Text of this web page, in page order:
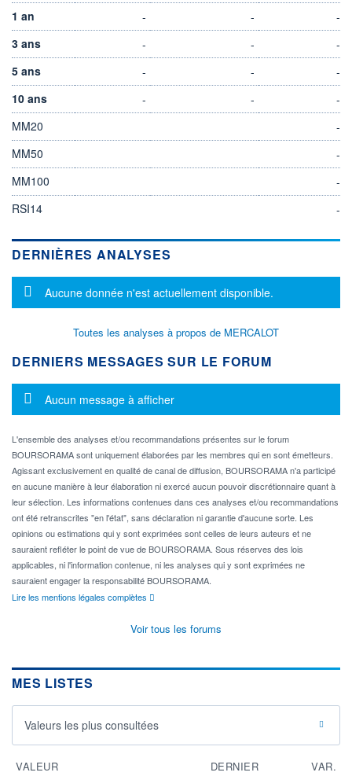
1 an
- -
-
3 ans
- -
-
5 ans
- -
-
10 ans
- -
-
MM20
-
MM50
-
MM100
-
RSI14
-
DERNIÈRES ANALYSES
Message d'information
Aucune donnée n'est actuellement disponible.
Toutes les analyses à propos de MERCALOT
DERNIERS MESSAGES SUR LE FORUM
Message d'information
Aucun message à afficher
L'ensemble des analyses et/ou recommandations présentes sur le forum
BOURSORAMA sont uniquement élaborées par les membres qui en sont émetteurs.
Agissant exclusivement en qualité de canal de diffusion, BOURSORAMA n'a participé
en aucune manière à leur élaboration ni exercé aucun pouvoir discrétionnaire quant à
leur sélection. Les informations contenues dans ces analyses et/ou recommandations
ont été retranscrites "en l'état", sans déclaration ni garantie d'aucune sorte. Les
opinions ou estimations qui y sont exprimées sont celles de leurs auteurs et ne
sauraient refléter le point de vue de BOURSORAMA. Sous réserves des lois
applicables, ni l'information contenue, ni les analyses qui y sont exprimées ne
sauraient engager la responsabilité BOURSORAMA.
Lire les mentions légales complètes
Voir tous les forums
MES LISTES
Valeurs les plus consultées
VALEUR DERNIER VAR.